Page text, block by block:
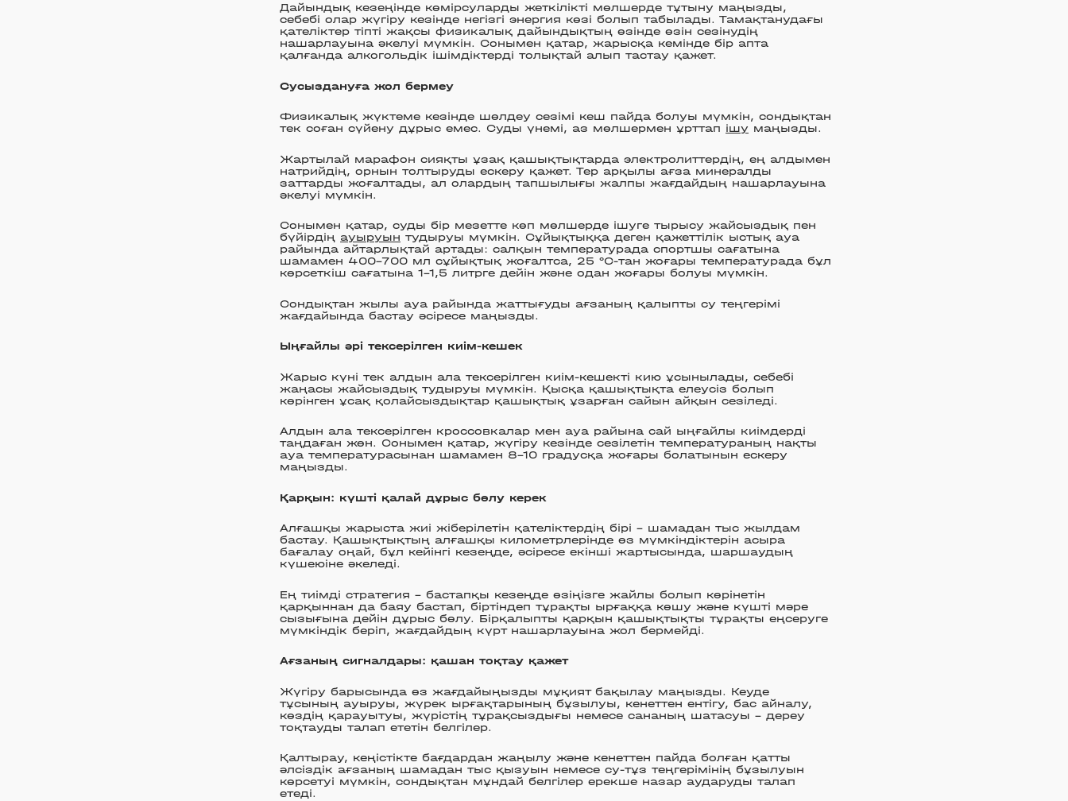
Дайындық кезеңінде көмірсуларды жеткілікті мөлшерде тұтыну маңызды,
себебі олар жүгіру кезінде негізгі энергия көзі болып табылады. Тамақтанудағы
қателіктер тіпті жақсы физикалық дайындықтың өзінде өзін сезінудің
нашарлауына әкелуі мүмкін. Сонымен қатар, жарысқа кемінде бір апта
қалғанда алкогольдік ішімдіктерді толықтай алып тастау қажет.
Сусыздануға жол бермеу
Физикалық жүктеме кезінде шөлдеу сезімі кеш пайда болуы мүмкін, сондықтан
тек соған сүйену дұрыс емес. Суды үнемі, аз мөлшермен ұрттап ішу маңызды.
Жартылай марафон сияқты ұзақ қашықтықтарда электролиттердің, ең алдымен
натрийдің, орнын толтыруды ескеру қажет. Тер арқылы ағза минералды
заттарды жоғалтады, ал олардың тапшылығы жалпы жағдайдың нашарлауына
әкелуі мүмкін.
Сонымен қатар, суды бір мезетте көп мөлшерде ішуге тырысу жайсыздық пен
бүйірдің ауыруын тудыруы мүмкін. Сұйықтыққа деген қажеттілік ыстық ауа
райында айтарлықтай артады: салқын температурада спортшы сағатына
шамамен 400–700 мл сұйықтық жоғалтса, 25 °C-тан жоғары температурада бұл
көрсеткіш сағатына 1–1,5 литрге дейін және одан жоғары болуы мүмкін.
Сондықтан жылы ауа райында жаттығуды ағзаның қалыпты су теңгерімі
жағдайында бастау әсіресе маңызды.
Ыңғайлы әрі тексерілген киім-кешек
Жарыс күні тек алдын ала тексерілген киім-кешекті кию ұсынылады, себебі
жаңасы жайсыздық тудыруы мүмкін. Қысқа қашықтықта елеусіз болып
көрінген ұсақ қолайсыздықтар қашықтық ұзарған сайын айқын сезіледі.
Алдын ала тексерілген кроссовкалар мен ауа райына сай ыңғайлы киімдерді
таңдаған жөн. Сонымен қатар, жүгіру кезінде сезілетін температураның нақты
ауа температурасынан шамамен 8–10 градусқа жоғары болатынын ескеру
маңызды.
Қарқын: күшті қалай дұрыс бөлу керек
Алғашқы жарыста жиі жіберілетін қателіктердің бірі – шамадан тыс жылдам
бастау. Қашықтықтың алғашқы километрлерінде өз мүмкіндіктерін асыра
бағалау оңай, бұл кейінгі кезеңде, әсіресе екінші жартысында, шаршаудың
күшеюіне әкеледі.
Ең тиімді стратегия – бастапқы кезеңде өзіңізге жайлы болып көрінетін
қарқыннан да баяу бастап, біртіндеп тұрақты ырғаққа көшу және күшті мәре
сызығына дейін дұрыс бөлу. Бірқалыпты қарқын қашықтықты тұрақты еңсеруге
мүмкіндік беріп, жағдайдың күрт нашарлауына жол бермейді.
Ағзаның сигналдары: қашан тоқтау қажет
Жүгіру барысында өз жағдайыңызды мұқият бақылау маңызды. Кеуде
тұсының ауыруы, жүрек ырғақтарының бұзылуы, кенеттен ентігу, бас айналу,
көздің қарауытуы, жүрістің тұрақсыздығы немесе сананың шатасуы – дереу
тоқтауды талап ететін белгілер.
Қалтырау, кеңістікте бағдардан жаңылу және кенеттен пайда болған қатты
әлсіздік ағзаның шамадан тыс қызуын немесе су-тұз теңгерімінің бұзылуын
көрсетуі мүмкін, сондықтан мұндай белгілер ерекше назар аударуды талап
етеді.